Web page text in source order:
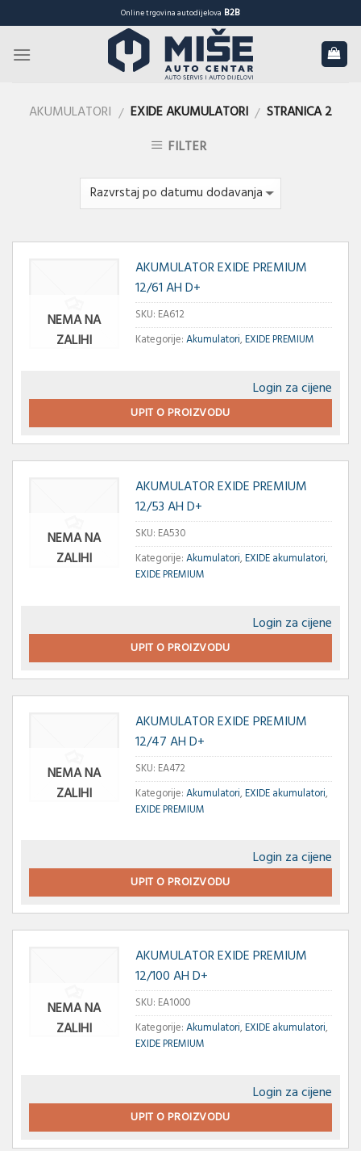
to
content
Online trgovina autodijelova B2B
AKUMULATORI / EXIDE AKUMULATORI / STRANICA 2
FILTER
NEMA NA
ZALIHI
AKUMULATOR EXIDE PREMIUM
12/61 AH D+
SKU: EA612
Kategorije:Akumulatori,EXIDE PREMIUM
Login za cijene
UPIT O PROIZVODU
NEMA NA
ZALIHI
AKUMULATOR EXIDE PREMIUM
12/53 AH D+
SKU: EA530
Kategorije:Akumulatori,EXIDE akumulatori,
EXIDE PREMIUM
Login za cijene
UPIT O PROIZVODU
NEMA NA
ZALIHI
AKUMULATOR EXIDE PREMIUM
12/47 AH D+
SKU: EA472
Kategorije:Akumulatori,EXIDE akumulatori,
EXIDE PREMIUM
Login za cijene
UPIT O PROIZVODU
NEMA NA
ZALIHI
AKUMULATOR EXIDE PREMIUM
12/100 AH D+
SKU: EA1000
Kategorije:Akumulatori,EXIDE akumulatori,
EXIDE PREMIUM
Login za cijene
UPIT O PROIZVODU